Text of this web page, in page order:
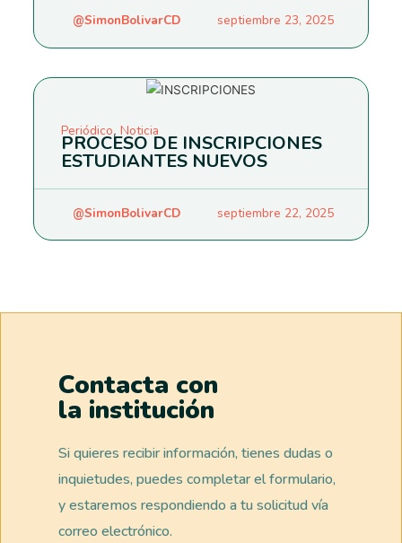
@SimonBolivarCD septiembre 23, 2025
Periódico, Noticia
PROCESO DE INSCRIPCIONES
ESTUDIANTES NUEVOS
@SimonBolivarCD septiembre 22, 2025
Contacta con
la institución
Si quieres recibir información, tienes dudas o
inquietudes, puedes completar el formulario,
y estaremos respondiendo a tu solicitud vía
correo electrónico.